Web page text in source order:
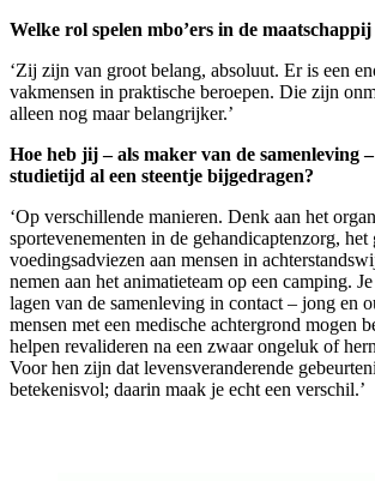
Welke rol spelen mbo’ers in de
‘Zij zijn van groot belang, absoluut. Er is een
vakmensen in praktische beroepen. Die zijn
alleen nog maar belangrijker.’
Hoe heb jij – als maker van de samenleving
studietijd al een steentje bijgedragen?
‘Op verschillende manieren. Denk aan het
sportevenementen in de gehandicaptenzorg, het
voedingsadviezen aan mensen in
nemen aan het animatieteam op een camping.
lagen van de samenleving in contact – jong en
mensen met een medische achtergrond mogen
helpen revalideren na een zwaar ongeluk of
Voor hen zijn dat levensveranderende
betekenisvol; daarin maak je echt een verschil.’